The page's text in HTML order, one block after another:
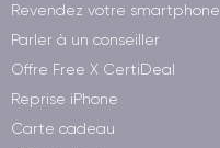
Revendez votre smartphone
Parler à un conseiller
Offre Free X CertiDeal
Reprise iPhone
Carte cadeau